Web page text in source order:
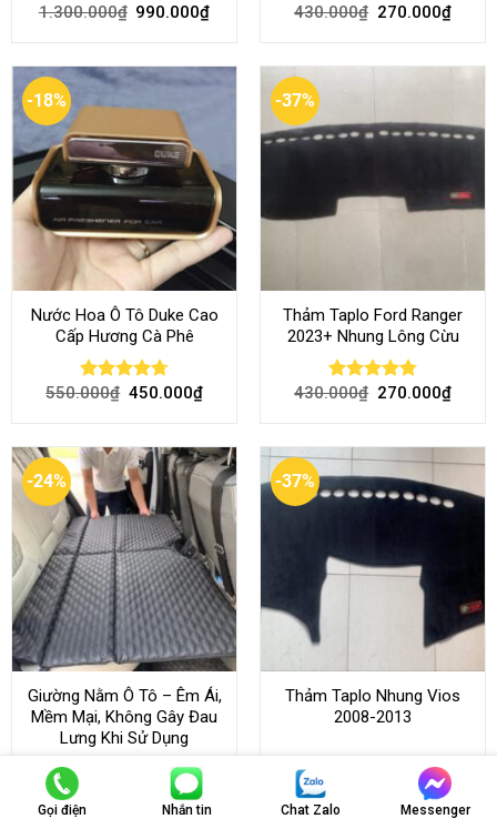
Rated 4.54
1.300.000₫ 990.000₫
Rated
430.000₫ 270.000₫
-18%
Nước Hoa Ô Tô Duke Cao
Cấp Hương Cà Phê
Rated4.70
550.000₫ 450.000₫
-37%
Thảm Taplo Ford Ranger
2023+ Nhung Lông Cừu
Rated 4.80
430.000₫ 270.000₫
-24%
Giường Nằm Ô Tô – Êm Ái,
Mềm Mại, Không Gây Đau
Lưng Khi Sử Dụng
4.45
1.300.000 990.000₫
-37%
Thảm Taplo Nhung Vios
2008-2013
out of 5
430.000 270.000₫
Gọi điện Nhắn tin Chat Zalo Messenger